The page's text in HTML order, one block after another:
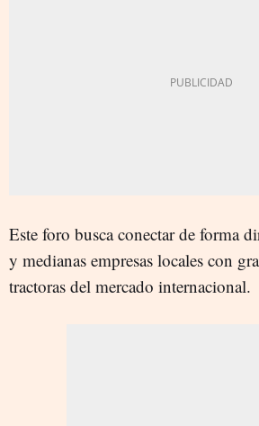
Este foro busca conectar de forma
y medianas empresas locales con
tractoras del mercado internacional.